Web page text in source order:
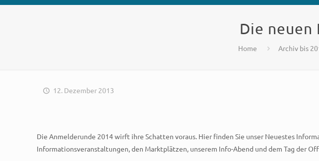
Die neuen
Home Archiv bis
12. Dezember 2013
Die Anmelderunde 2014 wirft ihre Schatten voraus. Hier finden Sie unser Neuestes
Informationsveranstaltungen, den Marktplätzen, unserem Info-Abend und dem Tag der